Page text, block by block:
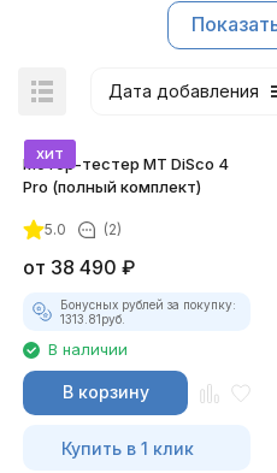
Дата добавления
хит
Мотор-тестер MT DiSco 4
Pro (полный комплект)
5.0 (2)
от 38 490 ₽
Бонусных рублей за покупку:
1313.81руб.
В наличии
В корзину
Купить в 1 клик